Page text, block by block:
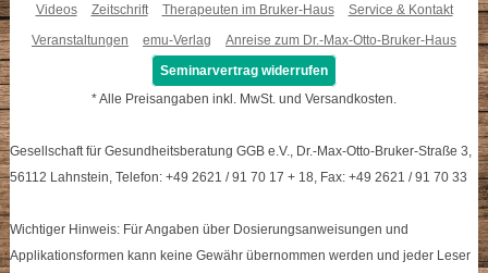
Videos
Zeitschrift Therapeuten im Bruker-Haus
Service & Kontakt
Veranstaltungen
emu-Verlag
Anreise zum Dr.-Max-Otto-Bruker-Haus
Seminarvertrag widerrufen
* Alle Preisangaben inkl. MwSt. und Versandkosten.
Gesellschaft für Gesundheitsberatung GGB e.V., Dr.-Max-Otto-Bruker-Straße 3,
56112 Lahnstein, Telefon: +49 2621 / 91 70 17 + 18, Fax: +49 2621 / 91 70 33
Wichtiger Hinweis: Für Angaben über Dosierungsanweisungen und
Applikationsformen kann keine Gewähr übernommen werden und jeder Leser